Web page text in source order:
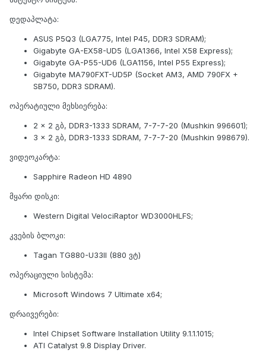
დედაპლატა:
ASUS P5Q3 (LGA775, Intel P45, DDR3 SDRAM);
Gigabyte GA-EX58-UD5 (LGA1366, Intel X58 Express);
Gigabyte GA-P55-UD6 (LGA1156, Intel P55 Express);
Gigabyte MA790FXT-UD5P (Socket AM3, AMD 790FX +
SB750, DDR3 SDRAM).
ოპერატიული მეხსიერება:
2 x 2 გბ, DDR3-1333 SDRAM, 7-7-7-20 (Mushkin 996601);
3 x 2 გბ, DDR3-1333 SDRAM, 7-7-7-20 (Mushkin 998679).
ვიდეოკარტა:
Sapphire Radeon HD 4890
მყარი დისკი:
Western Digital VelociRaptor WD3000HLFS;
კვების ბლოკი:
Tagan TG880-U33II (880 ვტ)
ოპერაციული სისტემა:
Microsoft Windows 7 Ultimate x64;
დრაივერები:
Intel Chipset Software Installation Utility 9.1.1.1015;
ATI Catalyst 9.8 Display Driver.